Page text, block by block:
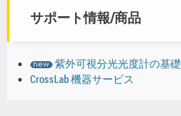
サポート情報/商品
紫外可視分光光度計の基礎
CrossLab 機器サービス